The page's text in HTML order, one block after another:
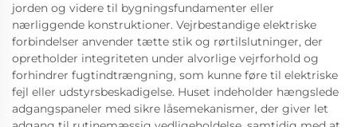
jorden og videre til bygningsfundamenter eller
nærliggende konstruktioner. Vejrbestandige elektriske
forbindelser anvender tætte stik og rørtilslutninger, der
opretholder integriteten under alvorlige vejrforhold og
forhindrer fugtindtrængning, som kunne føre til elektriske
fejl eller udstyrsbeskadigelse. Huset indeholder hængslede
adgangspaneler med sikre låsemekanismer, der giver let